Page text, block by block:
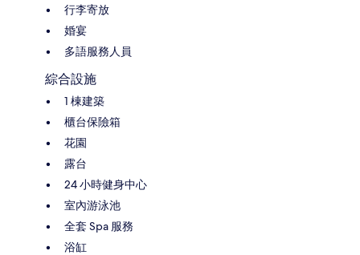
行李寄放
婚宴
多語服務人員
綜合設施
1 棟建築
櫃台保險箱
花園
露台
24 小時健身中心
室內游泳池
全套 Spa 服務
浴缸